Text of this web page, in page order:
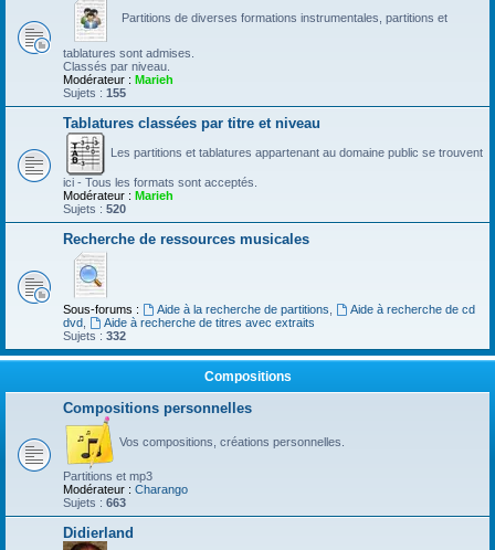
Partitions de diverses formations instrumentales, partitions et
tablatures sont admises.
Classés par niveau.
Modérateur : Marieh
Sujets : 155
Tablatures classées par titre et niveau
Les partitions et tablatures appartenant au domaine public se trouvent
ici - Tous les formats sont acceptés.
Modérateur : Marieh
Sujets : 520
Recherche de ressources musicales
Sous-forums : Aide à la recherche de partitions
Aide à recherche de cd
dvd
Aide à recherche de titres avec extraits
Sujets : 332
Compositions
Compositions personnelles
Vos compositions, créations personnelles.
Partitions et mp3
Modérateur : Charango
Sujets : 663
Didierland